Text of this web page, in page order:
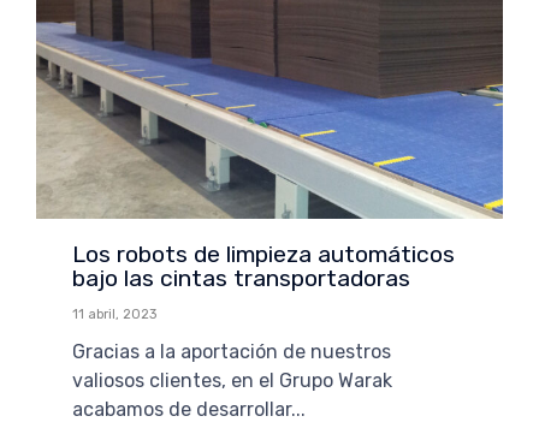
Los robots de limpieza automáticos
bajo las cintas transportadoras
11 abril, 2023
Gracias a la aportación de nuestros
valiosos clientes, en el Grupo Warak
acabamos de desarrollar...